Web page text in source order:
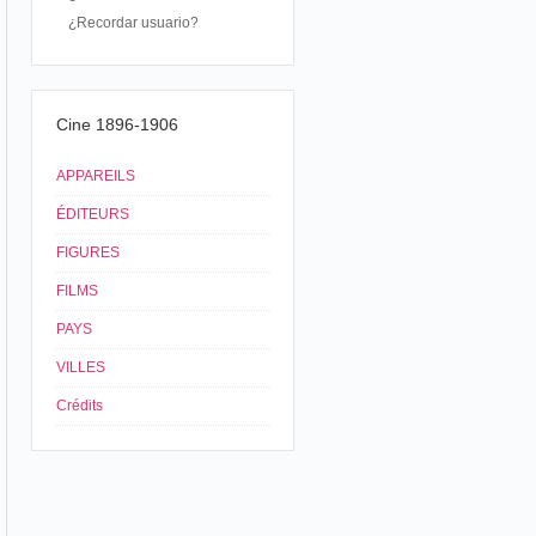
¿Recordar usuario?
Cine 1896-1906
APPAREILS
ÉDITEURS
FIGURES
FILMS
PAYS
VILLES
Crédits